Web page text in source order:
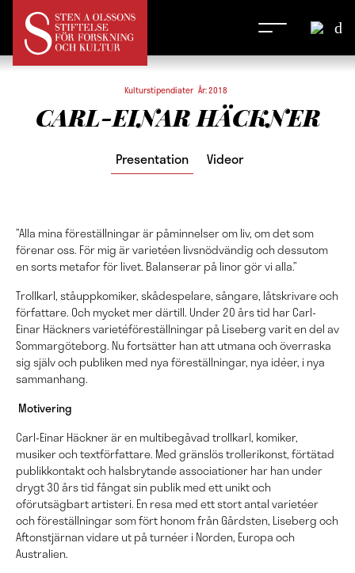
Kulturstipendiater År: 2018
CARL-EINAR HÄCKNER
Presentation Videor
”Alla mina föreställningar är påminnelser om liv, om det som
förenar oss. För mig är varietéen livsnödvändig och dessutom
en sorts metafor för livet. Balanserar på linor gör vi alla.”
Trollkarl, ståuppkomiker, skådespelare, sångare, låtskrivare och
författare. Och mycket mer därtill. Under 20 års tid har Carl-
Einar Häckners varietéföreställningar på Liseberg varit en del av
Sommargöteborg. Nu fortsätter han att utmana och överraska
sig själv och publiken med nya föreställningar, nya idéer, i nya
sammanhang.
Motivering
Carl-Einar Häckner är en multibegåvad trollkarl, komiker,
musiker och textförfattare. Med gränslös trollerikonst, förtätad
publikkontakt och halsbrytande associationer har han under
drygt 30 års tid fångat sin publik med ett unikt och
oförutsägbart artisteri. En resa med ett stort antal varietéer
och föreställningar som fört honom från Gårdsten, Liseberg och
Aftonstjärnan vidare ut på turnéer i Norden, Europa och
Australien.